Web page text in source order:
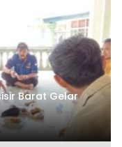
Barat Gelar